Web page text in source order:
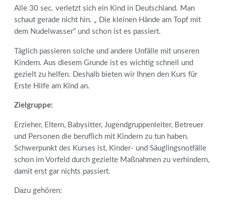
Alle 30 sec. verletzt sich ein Kind in Deutschland. Man
schaut gerade nicht hin. „ Die kleinen Hände am Topf mit
dem Nudelwasser“ und schon ist es passiert.
Täglich passieren solche und andere Unfälle mit unseren
Kindern. Aus diesem Grunde ist es wichtig schnell und
gezielt zu helfen. Deshalb bieten wir Ihnen den Kurs für
Erste Hilfe am Kind an.
Zielgruppe:
Erzieher, Eltern, Babysitter, Jugendgruppenleiter, Betreuer
und Personen die beruflich mit Kindern zu tun haben.
Schwerpunkt des Kurses ist, Kinder- und Säuglingsnotfälle
schon im Vorfeld durch gezielte Maßnahmen zu verhindern,
damit erst gar nichts passiert.
Dazu gehören: